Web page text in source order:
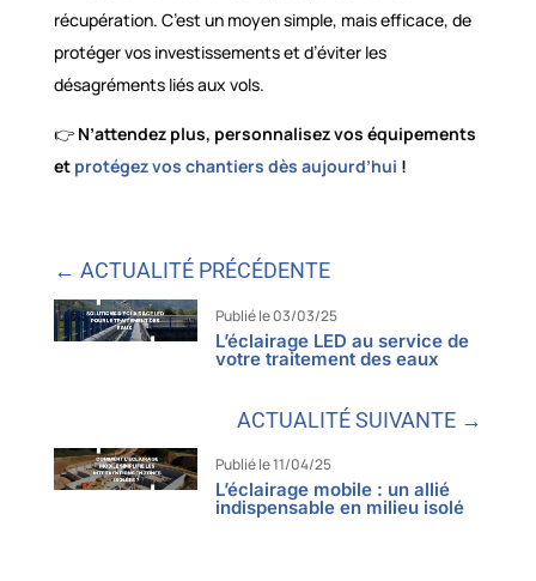
récupération. C’est un moyen simple, mais efficace, de
protéger vos investissements et d’éviter les
désagréments liés aux vols.
👉 N’attendez plus, personnalisez vos équipements
et protégez vos chantiers dès aujourd’hui !
← ACTUALITÉ PRÉCÉDENTE
Publié le 03/03/25
L’éclairage LED au service de
votre traitement des eaux
ACTUALITÉ SUIVANTE →
Publié le 11/04/25
L’éclairage mobile : un allié
indispensable en milieu isolé